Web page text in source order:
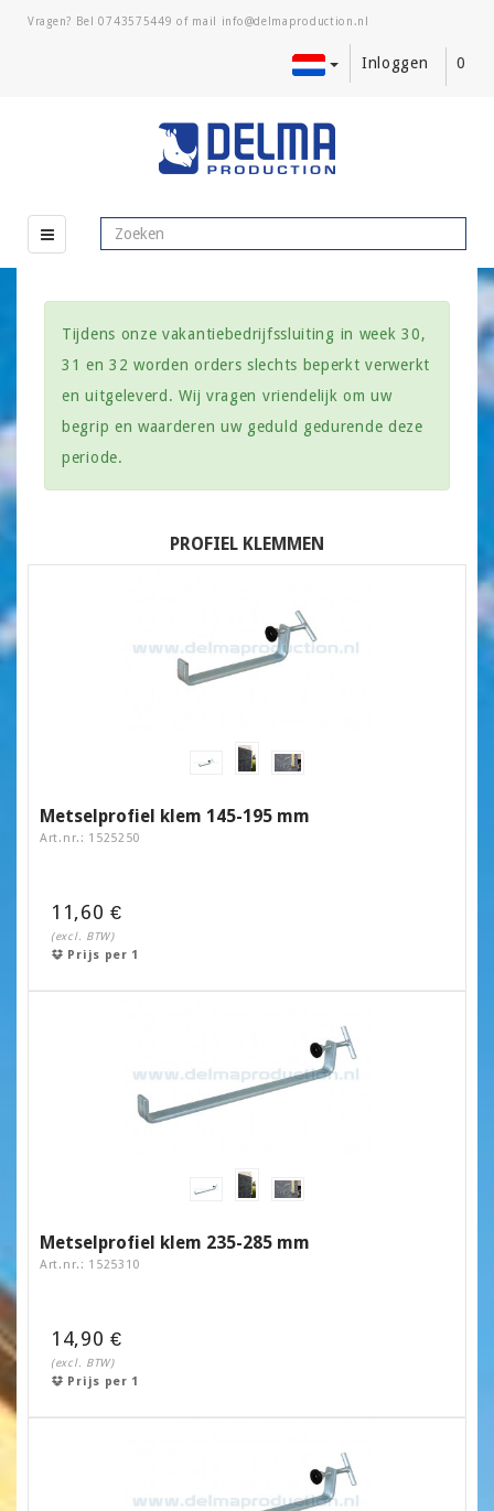
Vragen? Bel0743575449 of mail
Inloggen 0
Tijdens onze vakantiebedrijfssluiting in week 30,
31 en 32 worden orders slechts beperkt verwerkt
en uitgeleverd. Wij vragen vriendelijk om uw
begrip en waarderen uw geduld gedurende deze
periode.
PROFIEL KLEMMEN
Metselprofiel klem 145-195 mm
Art.nr.: 1525250
11,60 €
(excl. BTW)
Prijs per 1
Metselprofiel klem 235-285 mm
Art.nr.: 1525310
14,90 €
(excl. BTW)
Prijs per 1